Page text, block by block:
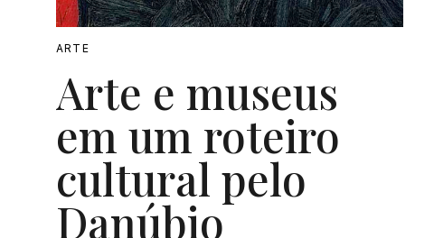
ARTE
Arte e museus
em um roteiro
cultural pelo
Danúbio